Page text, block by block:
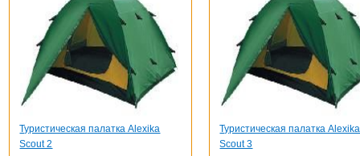
Туристическая палатка Alexika
Scout 2
Туристическая палатка Alexika
Scout 3